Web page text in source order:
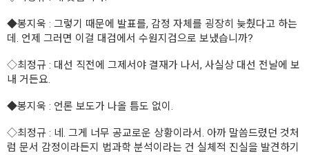
◆봉지욱 : 그렇기 때문에 발표를, 감정 자체를 굉장히 늦췄다고 하는
데. 언제 그러면 이걸 대검에서 수원지검으로 보냈습니까?
◇최정규 : 대선 직전에 그제서야 결재가 나서, 사실상 대선 전날에 보
내 거든요.
◆봉지욱 : 언론 보도가 나올 틈도 없이.
◇최정규 : 네. 그게 너무 공교로운 상황이라서. 아까 말씀드렸던 것처
럼 문서 감정이라든지 법과학 분석이라는 건 실체적 진실을 발견하기